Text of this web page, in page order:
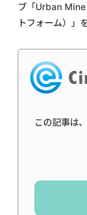
ブ「Urban
トフォーム）」
この記事は